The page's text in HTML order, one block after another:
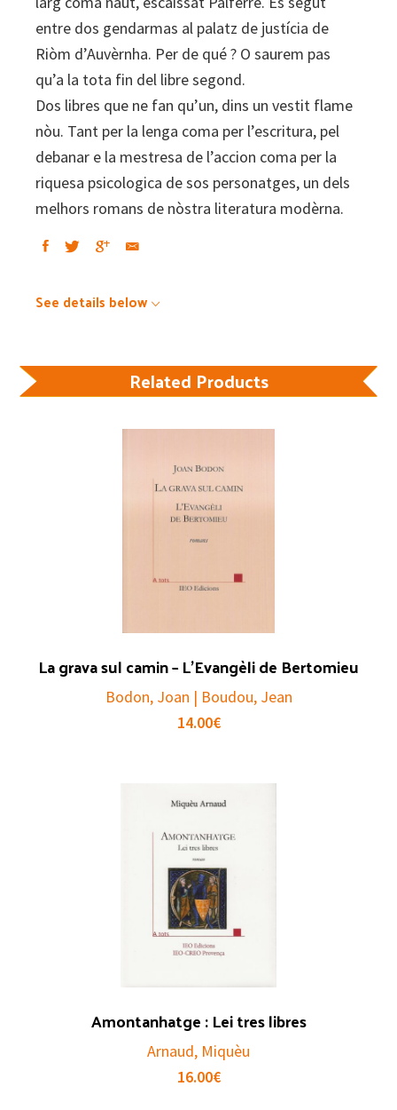
entre dos gendarmas al palatz de justícia de
Riòm d’Auvèrnha. Per de qué ? O saurem pas
qu’a la tota fin del libre segond.
Dos libres que ne fan qu’un, dins un vestit flame
nòu. Tant per la lenga coma per l’escritura, pel
debanar e la mestresa de l’accion coma per la
riquesa psicologica de sos personatges, un dels
melhors romans de nòstra literatura modèrna.
See details below
Related Products
La grava sul camin – L’Evangèli de Bertomieu
Bodon, Joan | Boudou, Jean
14.00€
Amontanhatge : Lei tres libres
Arnaud, Miquèu
16.00€